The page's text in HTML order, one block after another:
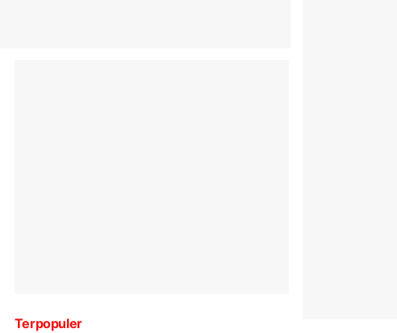
Terpopuler